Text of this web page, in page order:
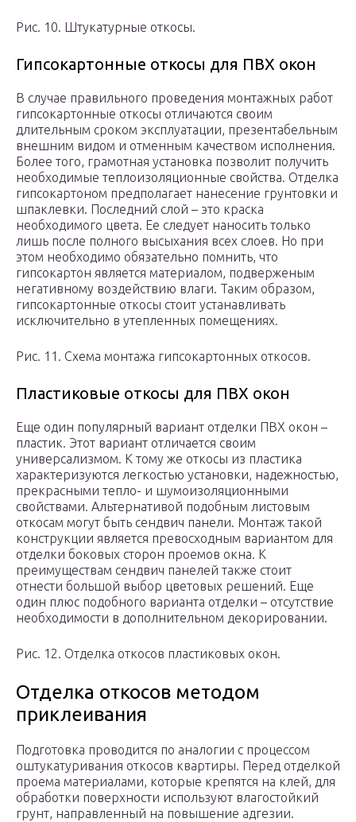
Рис. 10. Штукатурные откосы.
Гипсокартонные откосы для ПВХ окон
В случае правильного проведения монтажных работ
гипсокартонные откосы отличаются своим
длительным сроком эксплуатации, презентабельным
внешним видом и отменным качеством исполнения.
Более того, грамотная установка позволит получить
необходимые теплоизоляционные свойства. Отделка
гипсокартоном предполагает нанесение грунтовки и
шпаклевки. Последний слой – это краска
необходимого цвета. Ее следует наносить только
лишь после полного высыхания всех слоев. Но при
этом необходимо обязательно помнить, что
гипсокартон является материалом, подверженым
негативному воздействию влаги. Таким образом,
гипсокартонные откосы стоит устанавливать
исключительно в утепленных помещениях.
Рис. 11. Схема монтажа гипсокартонных откосов.
Пластиковые откосы для ПВХ окон
Еще один популярный вариант отделки ПВХ окон –
пластик. Этот вариант отличается своим
универсализмом. К тому же откосы из пластика
характеризуются легкостью установки, надежностью,
прекрасными тепло- и шумоизоляционными
свойствами. Альтернативой подобным листовым
откосам могут быть сендвич панели. Монтаж такой
конструкции является превосходным вариантом для
отделки боковых сторон проемов окна. К
преимуществам сендвич панелей также стоит
отнести большой выбор цветовых решений. Еще
один плюс подобного варианта отделки – отсутствие
необходимости в дополнительном декорировании.
Рис. 12. Отделка откосов пластиковых окон.
Отделка откосов методом
приклеивания
Подготовка проводится по аналогии с процессом
оштукатуривания откосов квартиры. Перед отделкой
проема материалами, которые крепятся на клей, для
обработки поверхности используют влагостойкий
грунт, направленный на повышение адгезии.